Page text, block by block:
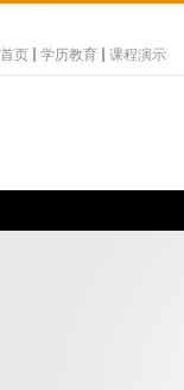
首页 学历教育 课程演示